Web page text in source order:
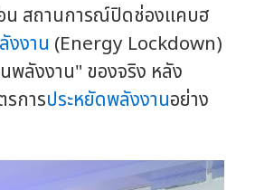
อน สถานการณ์ปิดช่องแคบฮ
งงาน (Energy Lockdown)
พลังงาน" ของจริง หลัง
การประหยัดพลังงานอย่าง